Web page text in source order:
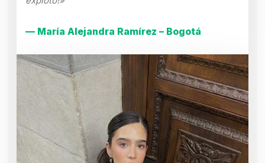
— María Alejandra Ramírez – Bogotá